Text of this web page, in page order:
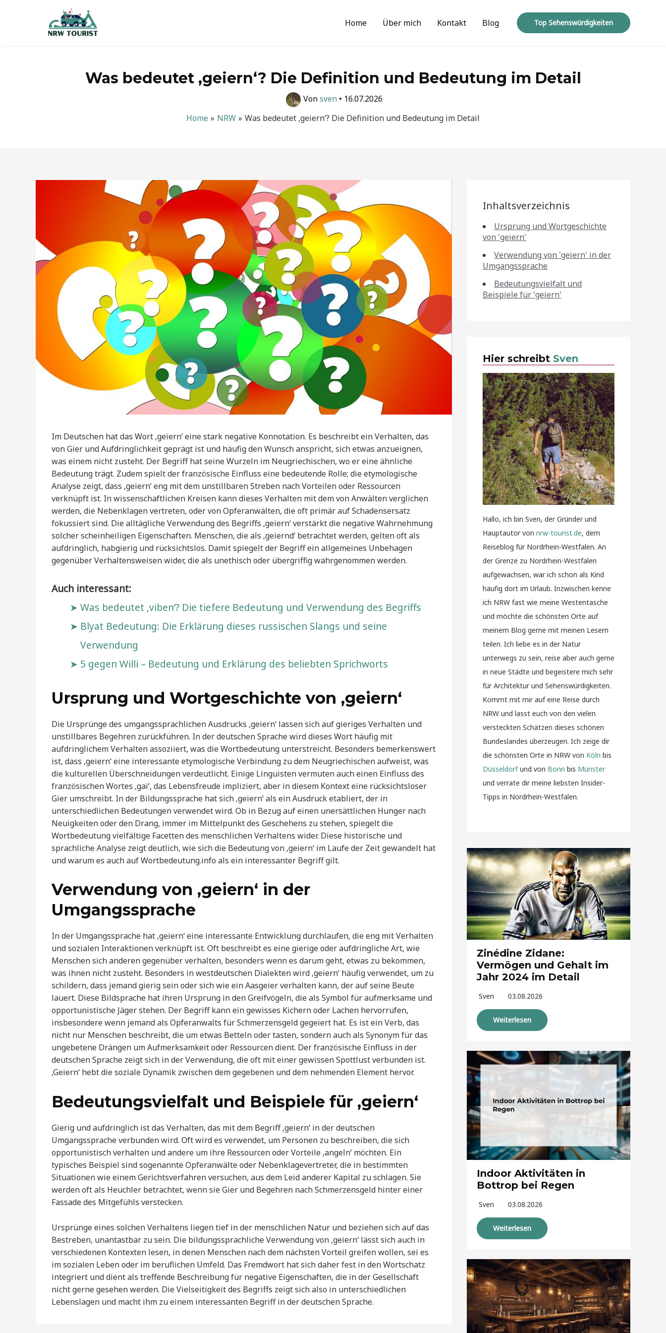
Home Über mich Kontakt Blog Top Sehenswürdigkeiten
Was bedeutet ‚geiern‘? Die Definition und Bedeutung im Detail
Vonsven • 16.07.2026
Home
NRW Was bedeutet ‚geiern‘? Die Definition und Bedeutung im Detail
Im Deutschen hat das Wort ‚geiern‘ eine stark negative Konnotation. Es beschreibt ein Verhalten, das
von Gier und Aufdringlichkeit geprägt ist und häufig den Wunsch anspricht, sich etwas anzueignen,
was einem nicht zusteht. Der Begriff hat seine Wurzeln im Neugriechischen, wo er eine ähnliche
Bedeutung trägt. Zudem spielt der französische Einfluss eine bedeutende Rolle; die etymologische
Analyse zeigt, dass ‚geiern‘ eng mit dem unstillbaren Streben nach Vorteilen oder Ressourcen
verknüpft ist. In wissenschaftlichen Kreisen kann dieses Verhalten mit dem von Anwälten verglichen
werden, die Nebenklagen vertreten, oder von Opferanwälten, die oft primär auf Schadensersatz
fokussiert sind. Die alltägliche Verwendung des Begriffs ‚geiern‘ verstärkt die negative Wahrnehmung
solcher scheinheiligen Eigenschaften. Menschen, die als ‚geiernd‘ betrachtet werden, gelten oft als
aufdringlich, habgierig und rücksichtslos. Damit spiegelt der Begriff ein allgemeines Unbehagen
gegenüber Verhaltensweisen wider, die als unethisch oder übergriffig wahrgenommen werden.
Auch interessant:
Was bedeutet ‚viben‘? Die tiefere Bedeutung und Verwendung des Begriffs
Blyat Bedeutung: Die Erklärung dieses russischen Slangs und seine
Verwendung
5 gegen Willi – Bedeutung und Erklärung des beliebten Sprichworts
Ursprung und Wortgeschichte von ‚geiern‘
Die Ursprünge des umgangssprachlichen Ausdrucks ‚geiern‘ lassen sich auf gieriges Verhalten und
unstillbares Begehren zurückführen. In der deutschen Sprache wird dieses Wort häufig mit
aufdringlichem Verhalten assoziiert, was die Wortbedeutung unterstreicht. Besonders bemerkenswert
ist, dass ‚geiern‘ eine interessante etymologische Verbindung zu dem Neugriechischen aufweist, was
die kulturellen Überschneidungen verdeutlicht. Einige Linguisten vermuten auch einen Einfluss des
französischen Wortes ‚gai‘, das Lebensfreude impliziert, aber in diesem Kontext eine rücksichtsloser
Gier umschreibt. In der Bildungssprache hat sich ‚geiern‘ als ein Ausdruck etabliert, der in
unterschiedlichen Bedeutungen verwendet wird. Ob in Bezug auf einen unersättlichen Hunger nach
Neuigkeiten oder den Drang, immer im Mittelpunkt des Geschehens zu stehen, spiegelt die
Wortbedeutung vielfältige Facetten des menschlichen Verhaltens wider. Diese historische und
sprachliche Analyse zeigt deutlich, wie sich die Bedeutung von ‚geiern‘ im Laufe der Zeit gewandelt hat
und warum es auch auf Wortbedeutung.info als ein interessanter Begriff gilt.
Verwendung von ‚geiern‘ in der
Umgangssprache
In der Umgangssprache hat ‚geiern‘ eine interessante Entwicklung durchlaufen, die eng mit Verhalten
und sozialen Interaktionen verknüpft ist. Oft beschreibt es eine gierige oder aufdringliche Art, wie
Menschen sich anderen gegenüber verhalten, besonders wenn es darum geht, etwas zu bekommen,
was ihnen nicht zusteht. Besonders in westdeutschen Dialekten wird ‚geiern‘ häufig verwendet, um zu
schildern, dass jemand gierig sein oder sich wie ein Aasgeier verhalten kann, der auf seine Beute
lauert. Diese Bildsprache hat ihren Ursprung in den Greifvögeln, die als Symbol für aufmerksame und
opportunistische Jäger stehen. Der Begriff kann ein gewisses Kichern oder Lachen hervorrufen,
insbesondere wenn jemand als Opferanwalts für Schmerzensgeld gegeiert hat. Es ist ein Verb, das
nicht nur Menschen beschreibt, die um etwas Betteln oder tasten, sondern auch als Synonym für das
ungebetene Drängen um Aufmerksamkeit oder Ressourcen dient. Der französische Einfluss in der
deutschen Sprache zeigt sich in der Verwendung, die oft mit einer gewissen Spottlust verbunden ist.
‚Geiern‘ hebt die soziale Dynamik zwischen dem gegebenen und dem nehmenden Element hervor.
Bedeutungsvielfalt und Beispiele für ‚geiern‘
Gierig und aufdringlich ist das Verhalten, das mit dem Begriff ‚geiern‘ in der deutschen
Umgangssprache verbunden wird. Oft wird es verwendet, um Personen zu beschreiben, die sich
opportunistisch verhalten und andere um ihre Ressourcen oder Vorteile ‚angeln‘ möchten. Ein
typisches Beispiel sind sogenannte Opferanwälte oder Nebenklagevertreter, die in bestimmten
Situationen wie einem Gerichtsverfahren versuchen, aus dem Leid anderer Kapital zu schlagen. Sie
werden oft als Heuchler betrachtet, wenn sie Gier und Begehren nach Schmerzensgeld hinter einer
Fassade des Mitgefühls verstecken.
Ursprünge eines solchen Verhaltens liegen tief in der menschlichen Natur und beziehen sich auf das
Bestreben, unantastbar zu sein. Die bildungssprachliche Verwendung von ‚geiern‘ lässt sich auch in
verschiedenen Kontexten lesen, in denen Menschen nach dem nächsten Vorteil greifen wollen, sei es
im sozialen Leben oder im beruflichen Umfeld. Das Fremdwort hat sich daher fest in den Wortschatz
integriert und dient als treffende Beschreibung für negative Eigenschaften, die in der Gesellschaft
nicht gerne gesehen werden. Die Vielseitigkeit des Begriffs zeigt sich also in unterschiedlichen
Lebenslagen und macht ihm zu einem interessanten Begriff in der deutschen Sprache.
Inhaltsverzeichnis
Ursprung und Wortgeschichte
von 'geiern'
Verwendung von 'geiern' in der
Umgangssprache
Bedeutungsvielfalt und
Beispiele für 'geiern'
Hier schreibt Sven
Hallo, ich bin Sven, der Gründer und
Hauptautor von nrw-tourist.de, dem
Reiseblog für Nordrhein-Westfalen. An
der Grenze zu Nordrhein-Westfalen
aufgewachsen, war ich schon als Kind
häufig dort im Urlaub. Inzwischen kenne
ich NRW fast wie meine Westentasche
und möchte die schönsten Orte auf
meinem Blog gerne mit meinen Lesern
teilen. Ich liebe es in der Natur
unterwegs zu sein, reise aber auch gerne
in neue Städte und begeistere mich sehr
für Architektur und Sehenswürdigkeiten.
Kommt mit mir auf eine Reise durch
NRW und lasst euch von den vielen
versteckten Schätzen dieses schönen
Bundeslandes überzeugen. Ich zeige dir
die schönsten Orte in NRW von Köln bis
Düsseldorfund von Bonn bis Münster
und verrate dir meine liebsten Insider-
Tipps in Nordrhein-Westfalen.
Zinédine Zidane:
Vermögen und Gehalt im
Jahr 2024 im Detail
Sven 03.08.2026
Weiterlesen
Indoor Aktivitäten in
Bottrop bei Regen
Sven 03.08.2026
Weiterlesen